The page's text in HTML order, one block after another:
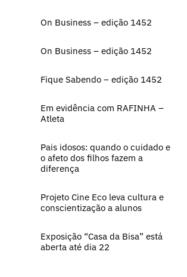
On Business – edição 1452
On Business – edição 1452
Fique Sabendo – edição 1452
Em evidência com RAFINHA –
Atleta
Pais idosos: quando o cuidado e
o afeto dos filhos fazem a
diferença
Projeto Cine Eco leva cultura e
conscientização a alunos
Exposição “Casa da Bisa” está
aberta até dia 22